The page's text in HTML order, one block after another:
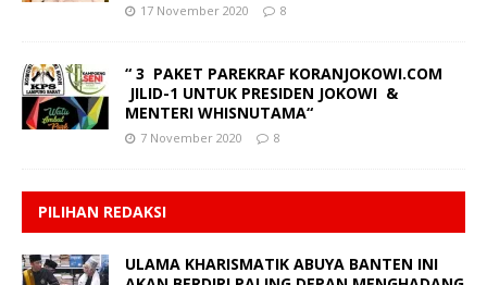
17 November 2020 8
“ 3 PAKET PAREKRAF KORANJOKOWI.COM
JILID-1 UNTUK PRESIDEN JOKOWI &
MENTERI WHISNUTAMA“
7 November 2020 8
PILIHAN REDAKSI
ULAMA KHARISMATIK ABUYA BANTEN INI